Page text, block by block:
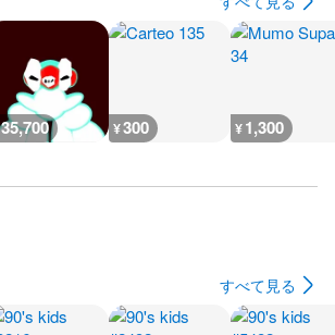
35,700 ¥300 ¥1,300
すべて見る